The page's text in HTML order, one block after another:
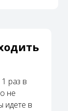
раз в
не
идете в